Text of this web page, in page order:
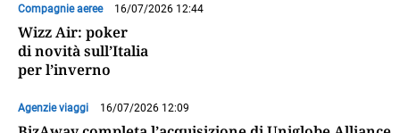
Compagnie aeree 16/07/2026 12:44
Wizz Air: poker
di novità sull’Italia
per l’inverno
Agenzie viaggi 16/07/2026 12:09